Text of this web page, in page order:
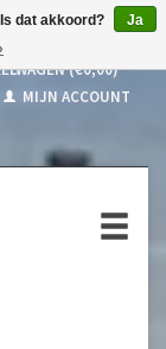
(€0,00)
MIJN ACCOUNT
dat akkoord?
Ja